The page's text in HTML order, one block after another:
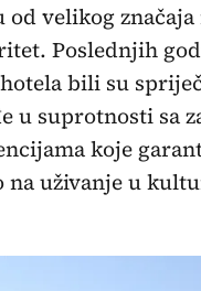
od velikog
Poslednjih
bili su
u suprotnosti sa
koje
na uživanje u